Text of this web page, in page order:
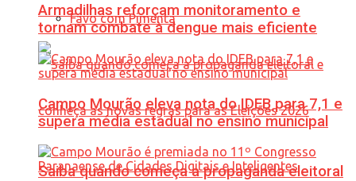
Favo com Pimenta
Saiba quando começa a propaganda eleitoral
Armadilhas reforçam monitoramento e
tornam combate à dengue mais eficiente
Campo Mourão eleva nota do IDEB para 7,1 e
supera média estadual no ensino municipal